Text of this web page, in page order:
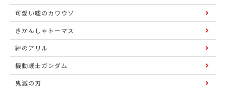
可愛い嘘のカワウソ
きかんしゃトーマス
絆のアリル
機動戦士ガンダム
鬼滅の刃